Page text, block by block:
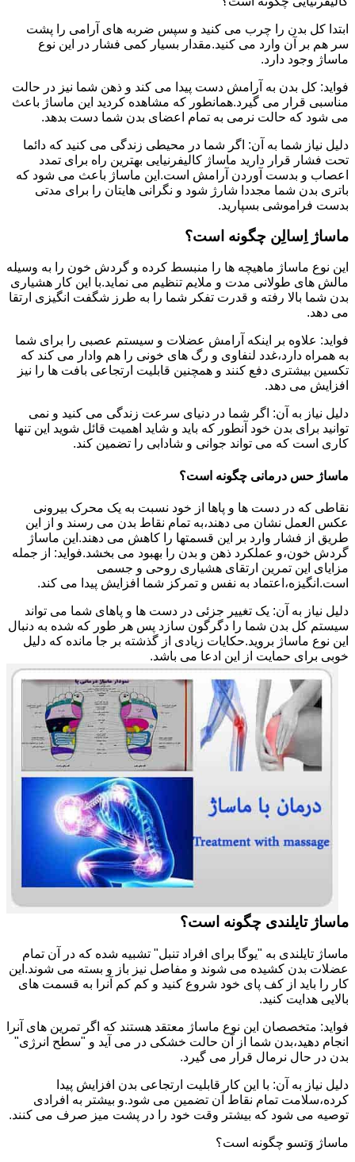
ابتدا کل بدن را چرب می کنید و سپس ضربه های آرامی را پشت
سر هم بر آن وارد می کنید.مقدار بسیار کمی فشار در این نوع
ماساژ وجود دارد.
فواید: کل بدن به آرامش دست پیدا می کند و ذهن شما نیز در حالت
مناسبی قرار می گیرد.همانطور که مشاهده کردید این ماساژ باعث
می شود که حالت نرمی به تمام اعضای بدن شما دست بدهد.
دلیل نیاز شما به آن: اگر شما در محیطی زندگی می کنید که دائما
تحت فشار قرار دارید ماساژ کالیفرنیایی بهترین راه برای تمدد
اعصاب و بدست آوردن آرامش است.این ماساژ باعث می شود که
باتری بدن شما مجددا شارژ شود و نگرانی هایتان را برای مدتی
بدست فراموشی بسپارید.
ماساژ اِسالِن چگونه است؟
این نوع ماساژ ماهیچه ها را منبسط کرده و گردش خون را به وسیله
مالش های طولانی مدت و ملایم تنظیم می نماید.با این کار هشیاری
بدن شما بالا رفته و قدرت تفکر شما را به طرز شگفت انگیزی ارتقا
می دهد.
فواید: علاوه بر اینکه آرامش عضلات و سیستم عصبی را برای شما
به همراه دارد،غدد لنفاوی و رگ های خونی را هم وادار می کند که
تکسین بیشتری دفع کنند و همچنین قابلیت ارتجاعی بافت ها را نیز
افزایش می دهد.
دلیل نیاز به آن: اگر شما در دنیای سرعت زندگی می کنید و نمی
توانید برای بدن خود آنطور که باید و شاید اهمیت قائل شوید این تنها
کاری است که می تواند جوانی و شادابی را تضمین کند.
ماساژ حس درمانی چگونه است؟
نقاطی که در دست ها و پاها از خود نسبت به یک محرک بیرونی
عکس العمل نشان می دهند،به تمام نقاط بدن می رسند و از این
طریق از فشار وارد بر این قسمتها را کاهش می دهند.این ماساژ
گردش خون،و عملکرد ذهن و بدن را بهبود می بخشد.فواید: از جمله
مزایای این تمرین ارتقای هشیاری روحی و جسمی
است.انگیزه،اعتماد به نفس و تمرکز شما افزایش پیدا می کند.
دلیل نیاز به آن: یک تغییر جزئی در دست ها و پاهای شما می تواند
سیستم کل بدن شما را دگرگون سازد پس هر طور که شده به دنبال
این نوع ماساژ بروید.حکایات زیادی از گذشته بر جا مانده که دلیل
خوبی برای حمایت از این ادعا می باشد.
ماساژ تایلندی چگونه است؟
ماساژ تایلندی به "یوگا برای افراد تنبل" تشبیه شده که در آن تمام
عضلات بدن کشیده می شوند و مفاصل نیز باز و بسته می شوند.این
کار را باید از کف پای خود شروع کنید و کم کم آنرا به قسمت های
بالایی هدایت کنید.
فواید: متخصصان این نوع ماساژ معتقد هستند که اگر تمرین های آنرا
انجام دهید،بدن شما از آن حالت خشکی در می آید و "سطح انرژی"
بدن در حال نرمال قرار می گیرد.
دلیل نیاز به آن: با این کار قابلیت ارتجاعی بدن افزایش پیدا
کرده،سلامت تمام نقاط آن تضمین می شود.و بیشتر به افرادی
توصیه می شود که بیشتر وقت خود را در پشت میز صرف می کنند.
ماساژ وَتسو چگونه است؟